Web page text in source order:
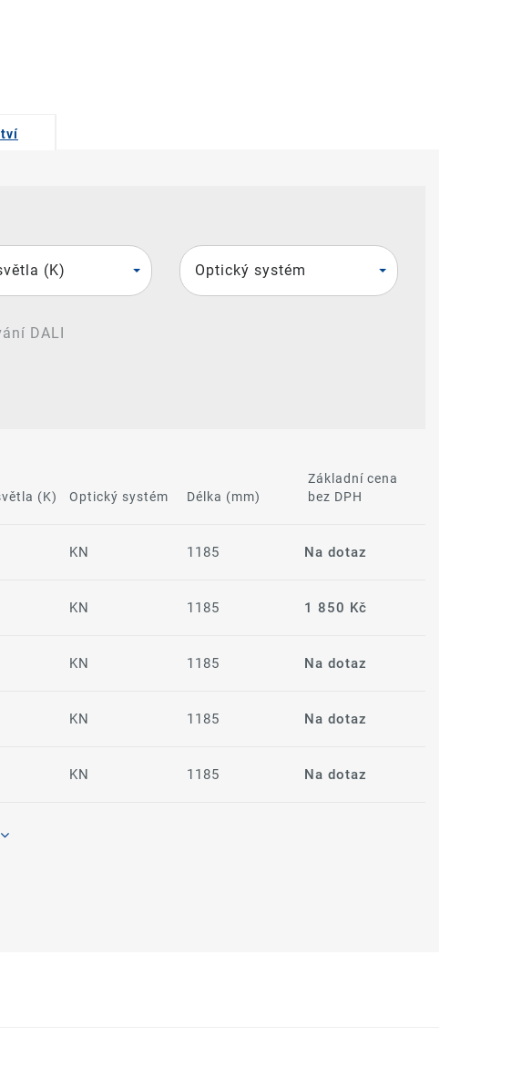
(K) Optický systém
DALI
(K) Optický systém Délka (mm)
Základní cena
bez DPH
KN 1185 Na dotaz
KN 1185 1 850 Kč
KN 1185 Na dotaz
KN 1185 Na dotaz
KN 1185 Na dotaz